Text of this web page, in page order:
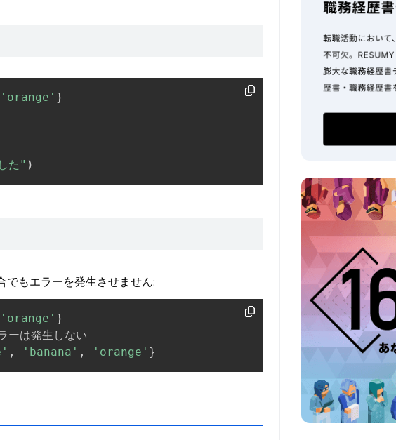
'orange' }
た" )
でもエラーを発生させません:
'orange' }
, 'banana' , 'orange' }